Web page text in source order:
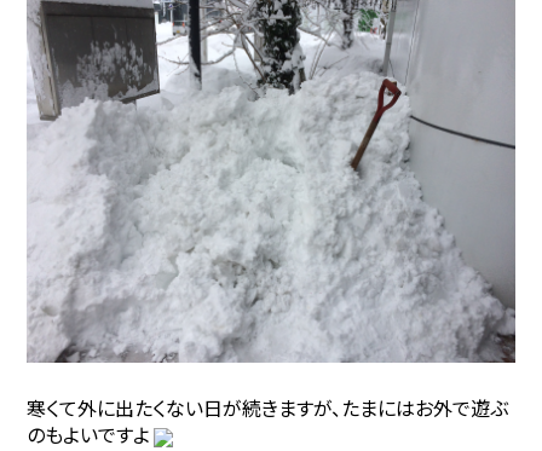
寒くて外に出たくない日が続きますが、たまにはお外で遊ぶ
のもよいですよ